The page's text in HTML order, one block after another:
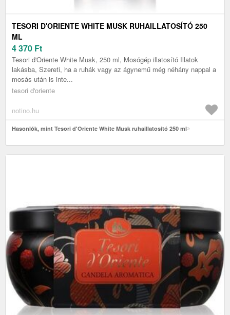
TESORI D'ORIENTE WHITE MUSK RUHAILLATOSÍTÓ 250
ML
4 370 Ft
Tesori d'Oriente White Musk, 250 ml, Mosógép illatosító Illatok
lakásba, Szereti, ha a ruhák vagy az ágynemű még néhány nappal a
mosás után is inte...
tesori d'oriente
notino.hu
Hasonlók, mint Tesori d'Oriente White Musk ruhaillatosító 250 ml